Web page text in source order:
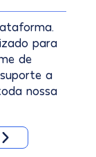
para
de
a
nossa